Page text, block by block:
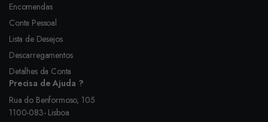
Encomendas
Conta Pessoal
Lista de Desejos
Descarregamentos
Detalhes da Conta
Precisa de Ajuda ?
Rua do Benformoso, 105
1100-083- Lisboa